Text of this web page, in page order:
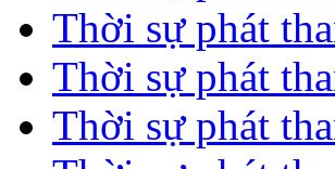
Thời sự phát
Thời sự phát
Thời sự phát